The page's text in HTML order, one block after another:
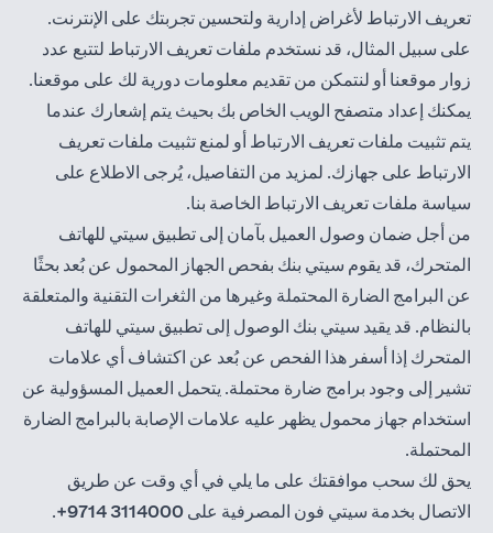
تعريف الارتباط لأغراض إدارية ولتحسين تجربتك على الإنترنت.
على سبيل المثال، قد نستخدم ملفات تعريف الارتباط لتتبع عدد
زوار موقعنا أو لنتمكن من تقديم معلومات دورية لك على موقعنا.
يمكنك إعداد متصفح الويب الخاص بك بحيث يتم إشعارك عندما
يتم تثبيت ملفات تعريف الارتباط أو لمنع تثبيت ملفات تعريف
الارتباط على جهازك. لمزيد من التفاصيل، يُرجى الاطلاع على
سياسة ملفات تعريف الارتباط الخاصة بنا.
من أجل ضمان وصول العميل بآمان إلى تطبيق سيتي للهاتف
المتحرك، قد يقوم سيتي بنك بفحص الجهاز المحمول عن بُعد بحثًا
عن البرامج الضارة المحتملة وغيرها من الثغرات التقنية والمتعلقة
بالنظام. قد يقيد سيتي بنك الوصول إلى تطبيق سيتي للهاتف
المتحرك إذا أسفر هذا الفحص عن بُعد عن اكتشاف أي علامات
تشير إلى وجود برامج ضارة محتملة. يتحمل العميل المسؤولية عن
استخدام جهاز محمول يظهر عليه علامات الإصابة بالبرامج الضارة
المحتملة.
يحق لك سحب موافقتك على ما يلي في أي وقت عن طريق
الاتصال بخدمة سيتي فون المصرفية على 3114000 9714+
.